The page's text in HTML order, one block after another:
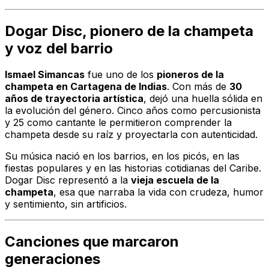
Dogar Disc, pionero de la champeta
y voz del barrio
Ismael Simancas fue uno de los pioneros de la
champeta en Cartagena de Indias. Con más de 30
años de trayectoria artística, dejó una huella sólida en
la evolución del género. Cinco años como percusionista
y 25 como cantante le permitieron comprender la
champeta desde su raíz y proyectarla con autenticidad.
Su música nació en los barrios, en los picós, en las
fiestas populares y en las historias cotidianas del Caribe.
Dogar Disc representó a la vieja escuela de la
champeta, esa que narraba la vida con crudeza, humor
y sentimiento, sin artificios.
Canciones que marcaron
generaciones